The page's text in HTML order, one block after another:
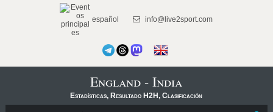
español info@live2sport.com
England - India
Estadísticas, Resultado H2H, Clasificación